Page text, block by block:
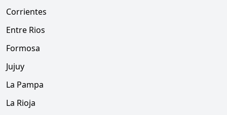
Corrientes
Entre Rios
Formosa
Jujuy
La Pampa
La Rioja